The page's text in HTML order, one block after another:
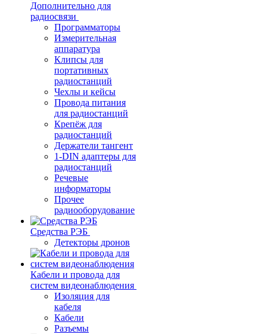
Дополнительно для
радиосвязи
Программаторы
Измерительная
аппаратура
Клипсы для
портативных
радиостанций
Чехлы и кейсы
Провода питания
для радиостанций
Крепёж для
радиостанций
Держатели тангент
1-DIN адаптеры для
радиостанций
Речевые
информаторы
Прочее
радиооборудование
Средства РЭБ
Детекторы дронов
Кабели и провода для
систем видеонаблюдения
Изоляция для
кабеля
Кабели
Разъемы